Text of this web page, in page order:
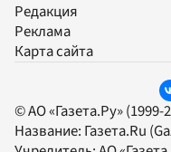
Редакция
Реклама
Карта сайта
© АО «Газета.Ру»
Название: Газета.Ru